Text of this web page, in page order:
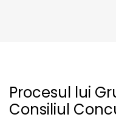
Procesul lui
Consiliul